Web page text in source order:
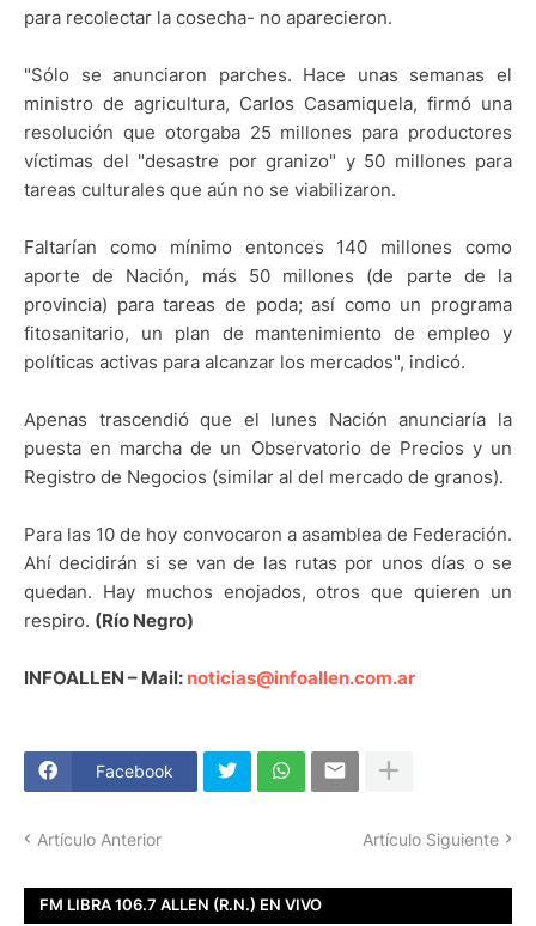
para recolectar la cosecha- no aparecieron.
"Sólo se anunciaron parches. Hace unas semanas el
ministro de agricultura, Carlos Casamiquela, firmó una
resolución que otorgaba 25 millones para productores
víctimas del "desastre por granizo" y 50 millones para
tareas culturales que aún no se viabilizaron.
Faltarían como mínimo entonces 140 millones como
aporte de Nación, más 50 millones (de parte de la
provincia) para tareas de poda; así como un programa
fitosanitario, un plan de mantenimiento de empleo y
políticas activas para alcanzar los mercados", indicó.
Apenas trascendió que el lunes Nación anunciaría la
puesta en marcha de un Observatorio de Precios y un
Registro de Negocios (similar al del mercado de granos).
Para las 10 de hoy convocaron a asamblea de Federación.
Ahí decidirán si se van de las rutas por unos días o se
quedan. Hay muchos enojados, otros que quieren un
respiro. (Río Negro)
INFOALLEN – Mail: noticias@infoallen.com.ar
Facebook
Artículo Anterior Artículo Siguiente
FM LIBRA 106.7 ALLEN (R.N.) EN VIVO